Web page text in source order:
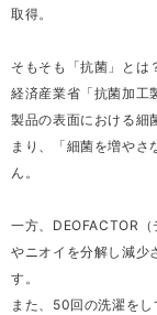
取得。
そもそも「抗菌」とは
経済産業省「抗菌加工
製品の表面における細
まり、「細菌を増やさ
ん。
一方、DEOFACTOR
やニオイを分解し減少
す。
また、50回の洗濯をし